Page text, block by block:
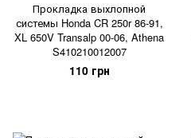
Прокладка выхлопной
системы Honda CR 250r 86-91,
XL 650V Transalp 00-06, Athena
S410210012007
110 грн